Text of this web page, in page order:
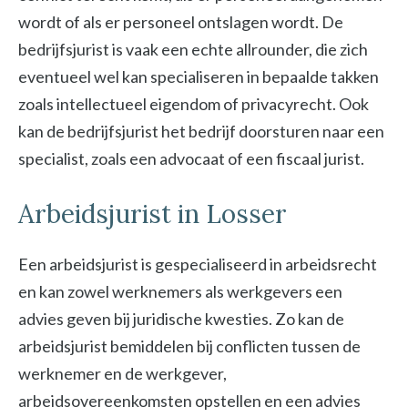
wordt of als er personeel ontslagen wordt. De
bedrijfsjurist is vaak een echte allrounder, die zich
eventueel wel kan specialiseren in bepaalde takken
zoals intellectueel eigendom of privacyrecht. Ook
kan de bedrijfsjurist het bedrijf doorsturen naar een
specialist, zoals een advocaat of een fiscaal jurist.
Arbeidsjurist in Losser
Een arbeidsjurist is gespecialiseerd in arbeidsrecht
en kan zowel werknemers als werkgevers een
advies geven bij juridische kwesties. Zo kan de
arbeidsjurist bemiddelen bij conflicten tussen de
werknemer en de werkgever,
arbeidsovereenkomsten opstellen en een advies